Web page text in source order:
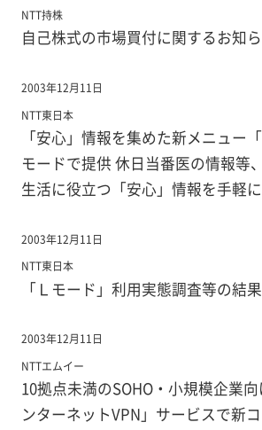
NTT持株
自己株式の市場買付に関するお知
2003年12月11日
NTT東日本
「安心」情報を集めた新メニュー
モードで提供 休日当番医の情報等
生活に役立つ「安心」情報を手軽
2003年12月11日
NTT東日本
「Ｌモード」利用実態調査等の結
2003年12月11日
NTTエムイー
10拠点未満のSOHO・小規模企業
ンターネットVPN」サービスで新